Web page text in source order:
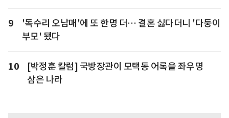
9
'독수리 오남매'에 또 한명 더… 결혼 싫다더니 '다둥이
부모' 됐다
10
[박정훈 칼럼] 국방장관이 모택동 어록을 좌우명
삼은 나라